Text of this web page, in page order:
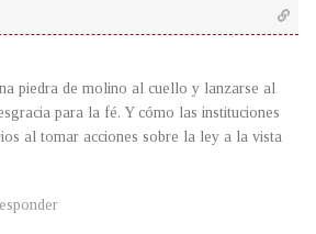
piedra de molino al cuello y lanzarse al
para la fé. Y cómo las instituciones
al tomar acciones sobre la ley a la vista